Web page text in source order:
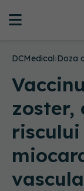
DCMedical›Doza
zoster,